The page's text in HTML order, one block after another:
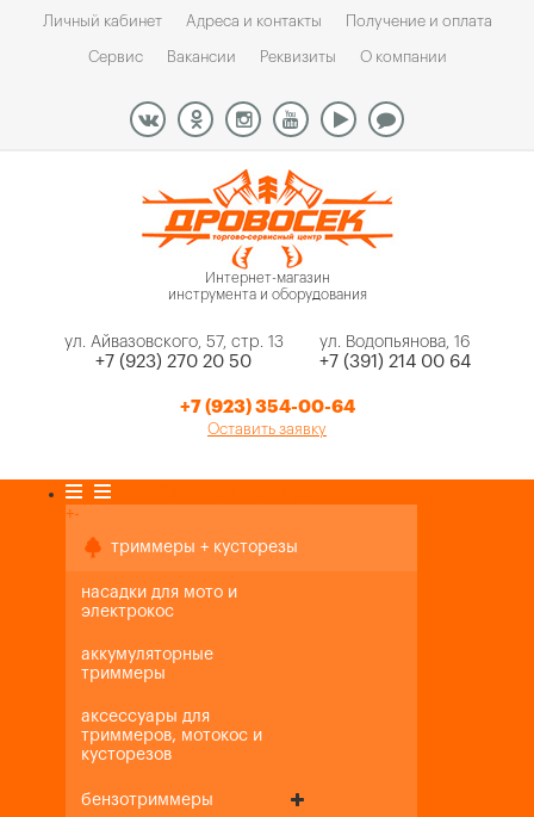
Личный кабинет Адреса и контакты Получение и оплата
Сервис Вакансии Реквизиты О компании
Интернет-магазин
инструмента и оборудования
ул. Айвазовского, 57, стр. 13
+7 (923) 270 20 50
ул. Водопьянова, 16
+7 (391) 214 00 64
+7 (923) 354-00-64
Оставить заявку
+-
триммеры + кусторезы
насадки для мото и
электрокос
аккумуляторные
триммеры
аксессуары для
триммеров, мотокос и
кусторезов
бензотриммеры